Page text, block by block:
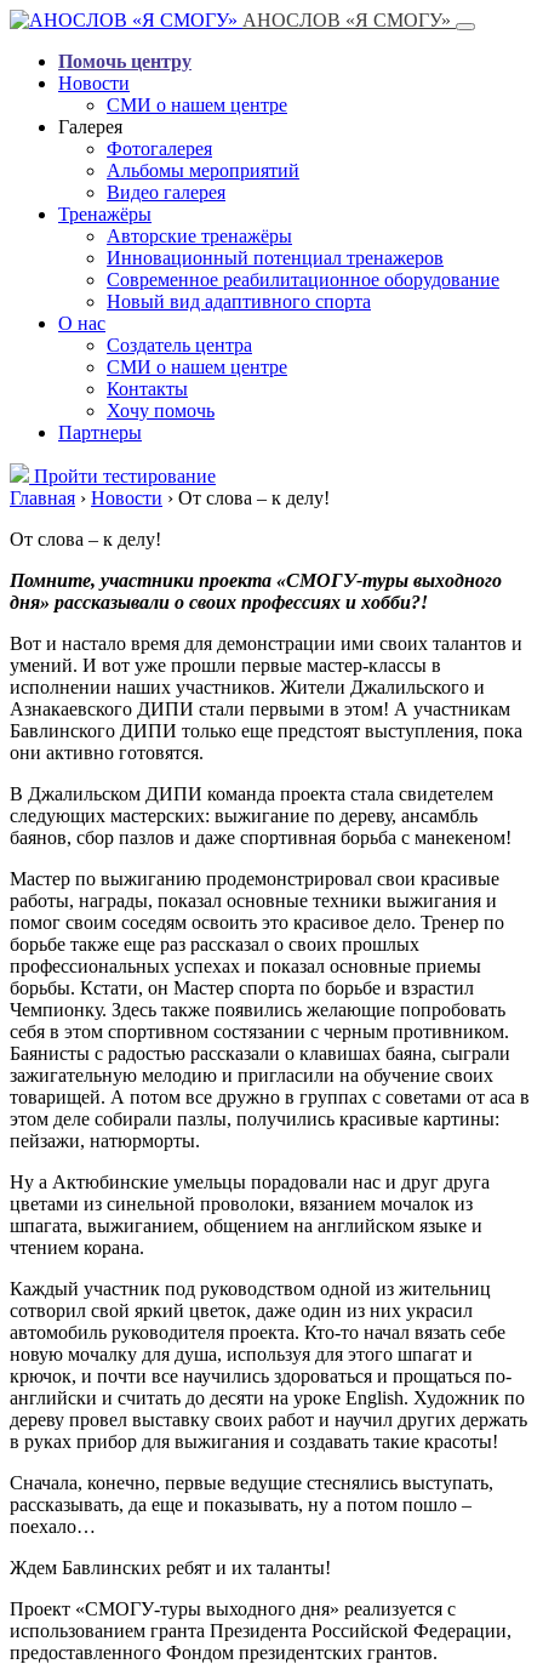
АНОСЛОВ «Я СМОГУ»
Помочь центру
Новости
СМИ о нашем центре
Галерея
Фотогалерея
Альбомы мероприятий
Видео галерея
Тренажёры
Авторские тренажёры
Инновационный потенциал тренажеров
Современное реабилитационное оборудование
Новый вид адаптивного спорта
О нас
Создатель центра
СМИ о нашем центре
Контакты
Хочу помочь
Партнеры
Пройти тестирование
Главная › Новости › От слова – к делу!
От слова – к делу!
Помните, участники проекта «СМОГУ-туры выходного
дня» рассказывали о своих профессиях и хобби?!
Вот и настало время для демонстрации ими своих талантов и
умений. И вот уже прошли первые мастер-классы в
исполнении наших участников. Жители Джалильского и
Азнакаевского ДИПИ стали первыми в этом! А участникам
Бавлинского ДИПИ только еще предстоят выступления, пока
они активно готовятся.
В Джалильском ДИПИ команда проекта стала свидетелем
следующих мастерских: выжигание по дереву, ансамбль
баянов, сбор пазлов и даже спортивная борьба с манекеном!
Мастер по выжиганию продемонстрировал свои красивые
работы, награды, показал основные техники выжигания и
помог своим соседям освоить это красивое дело. Тренер по
борьбе также еще раз рассказал о своих прошлых
профессиональных успехах и показал основные приемы
борьбы. Кстати, он Мастер спорта по борьбе и взрастил
Чемпионку. Здесь также появились желающие попробовать
себя в этом спортивном состязании с черным противником.
Баянисты с радостью рассказали о клавишах баяна, сыграли
зажигательную мелодию и пригласили на обучение своих
товарищей. А потом все дружно в группах с советами от аса в
этом деле собирали пазлы, получились красивые картины:
пейзажи, натюрморты.
Ну а Актюбинские умельцы порадовали нас и друг друга
цветами из синельной проволоки, вязанием мочалок из
шпагата, выжиганием, общением на английском языке и
чтением корана.
Каждый участник под руководством одной из жительниц
сотворил свой яркий цветок, даже один из них украсил
автомобиль руководителя проекта. Кто-то начал вязать себе
новую мочалку для душа, используя для этого шпагат и
крючок, и почти все научились здороваться и прощаться по-
английски и считать до десяти на уроке English. Художник по
дереву провел выставку своих работ и научил других держать
в руках прибор для выжигания и создавать такие красоты!
Сначала, конечно, первые ведущие стеснялись выступать,
рассказывать, да еще и показывать, ну а потом пошло –
поехало…
Ждем Бавлинских ребят и их таланты!
Проект «СМОГУ-туры выходного дня» реализуется с
использованием гранта Президента Российской Федерации,
предоставленного Фондом президентских грантов.